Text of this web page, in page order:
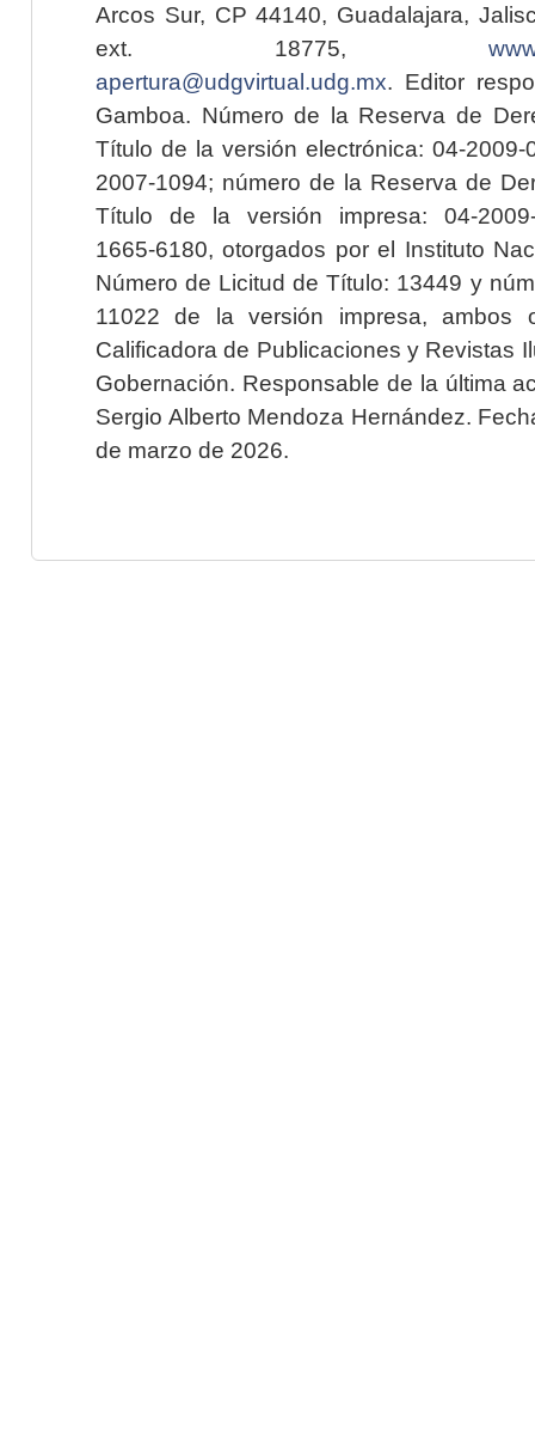
Arcos Sur, CP 44140, Guadalajara,
ext. 18775,
apertura@udgvirtual.udg.mx. Editor
Gamboa. Número de la Reserva de
Título de la versión electrónica: 04-2009-
2007-1094; número de la Reserva de
Título de la versión impresa: 04-2009-
1665-6180, otorgados por el Instituto
Número de Licitud de Título: 13449 y
11022 de la versión impresa, ambos
Calificadora de Publicaciones y Revistas
Gobernación. Responsable de la última
Sergio Alberto Mendoza Hernández.
de marzo de 2026.